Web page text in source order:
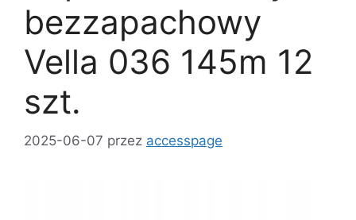
bezzapachowy
Vella 036 145m 12
szt.
2025-06-07 przez accesspage